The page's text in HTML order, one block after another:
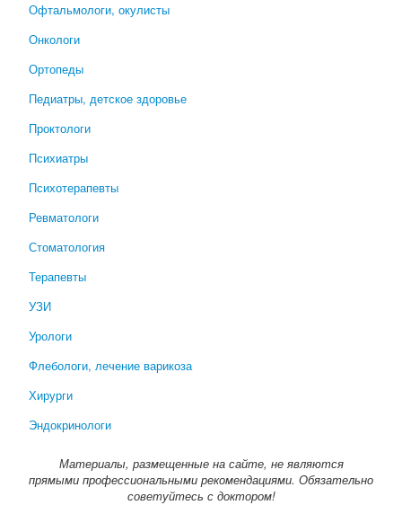
Офтальмологи, окулисты
Онкологи
Ортопеды
Педиатры, детское здоровье
Проктологи
Психиатры
Психотерапевты
Ревматологи
Стоматология
Терапевты
УЗИ
Урологи
Флебологи, лечение варикоза
Хирурги
Эндокринологи
Материалы, размещенные на сайте, не являются
прямыми профессиональными рекомендациями. Обязательно
советуйтесь с доктором!